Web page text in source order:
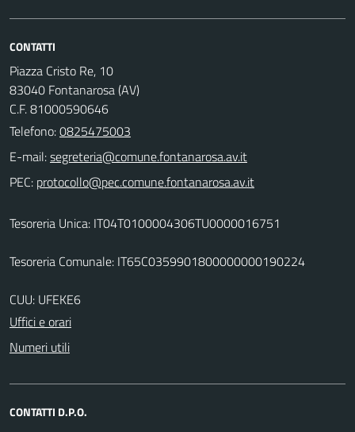
CONTATTI
Piazza Cristo Re, 10
83040 Fontanarosa (AV)
C.F. 81000590646
Telefono:0825475003
E-mail:
PEC:
Tesoreria Unica: IT04T0100004306TU0000016751
Tesoreria Comunale: IT65C0359901800000000190224
CUU: UFEKE6
Uffici e orari
Numeri utili
CONTATTI D.P.O.